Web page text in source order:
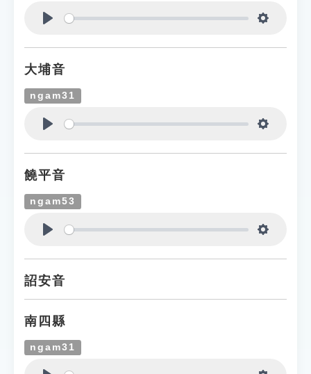
大埔音
ngam31
饒平音
ngam53
詔安音
南四縣
ngam31